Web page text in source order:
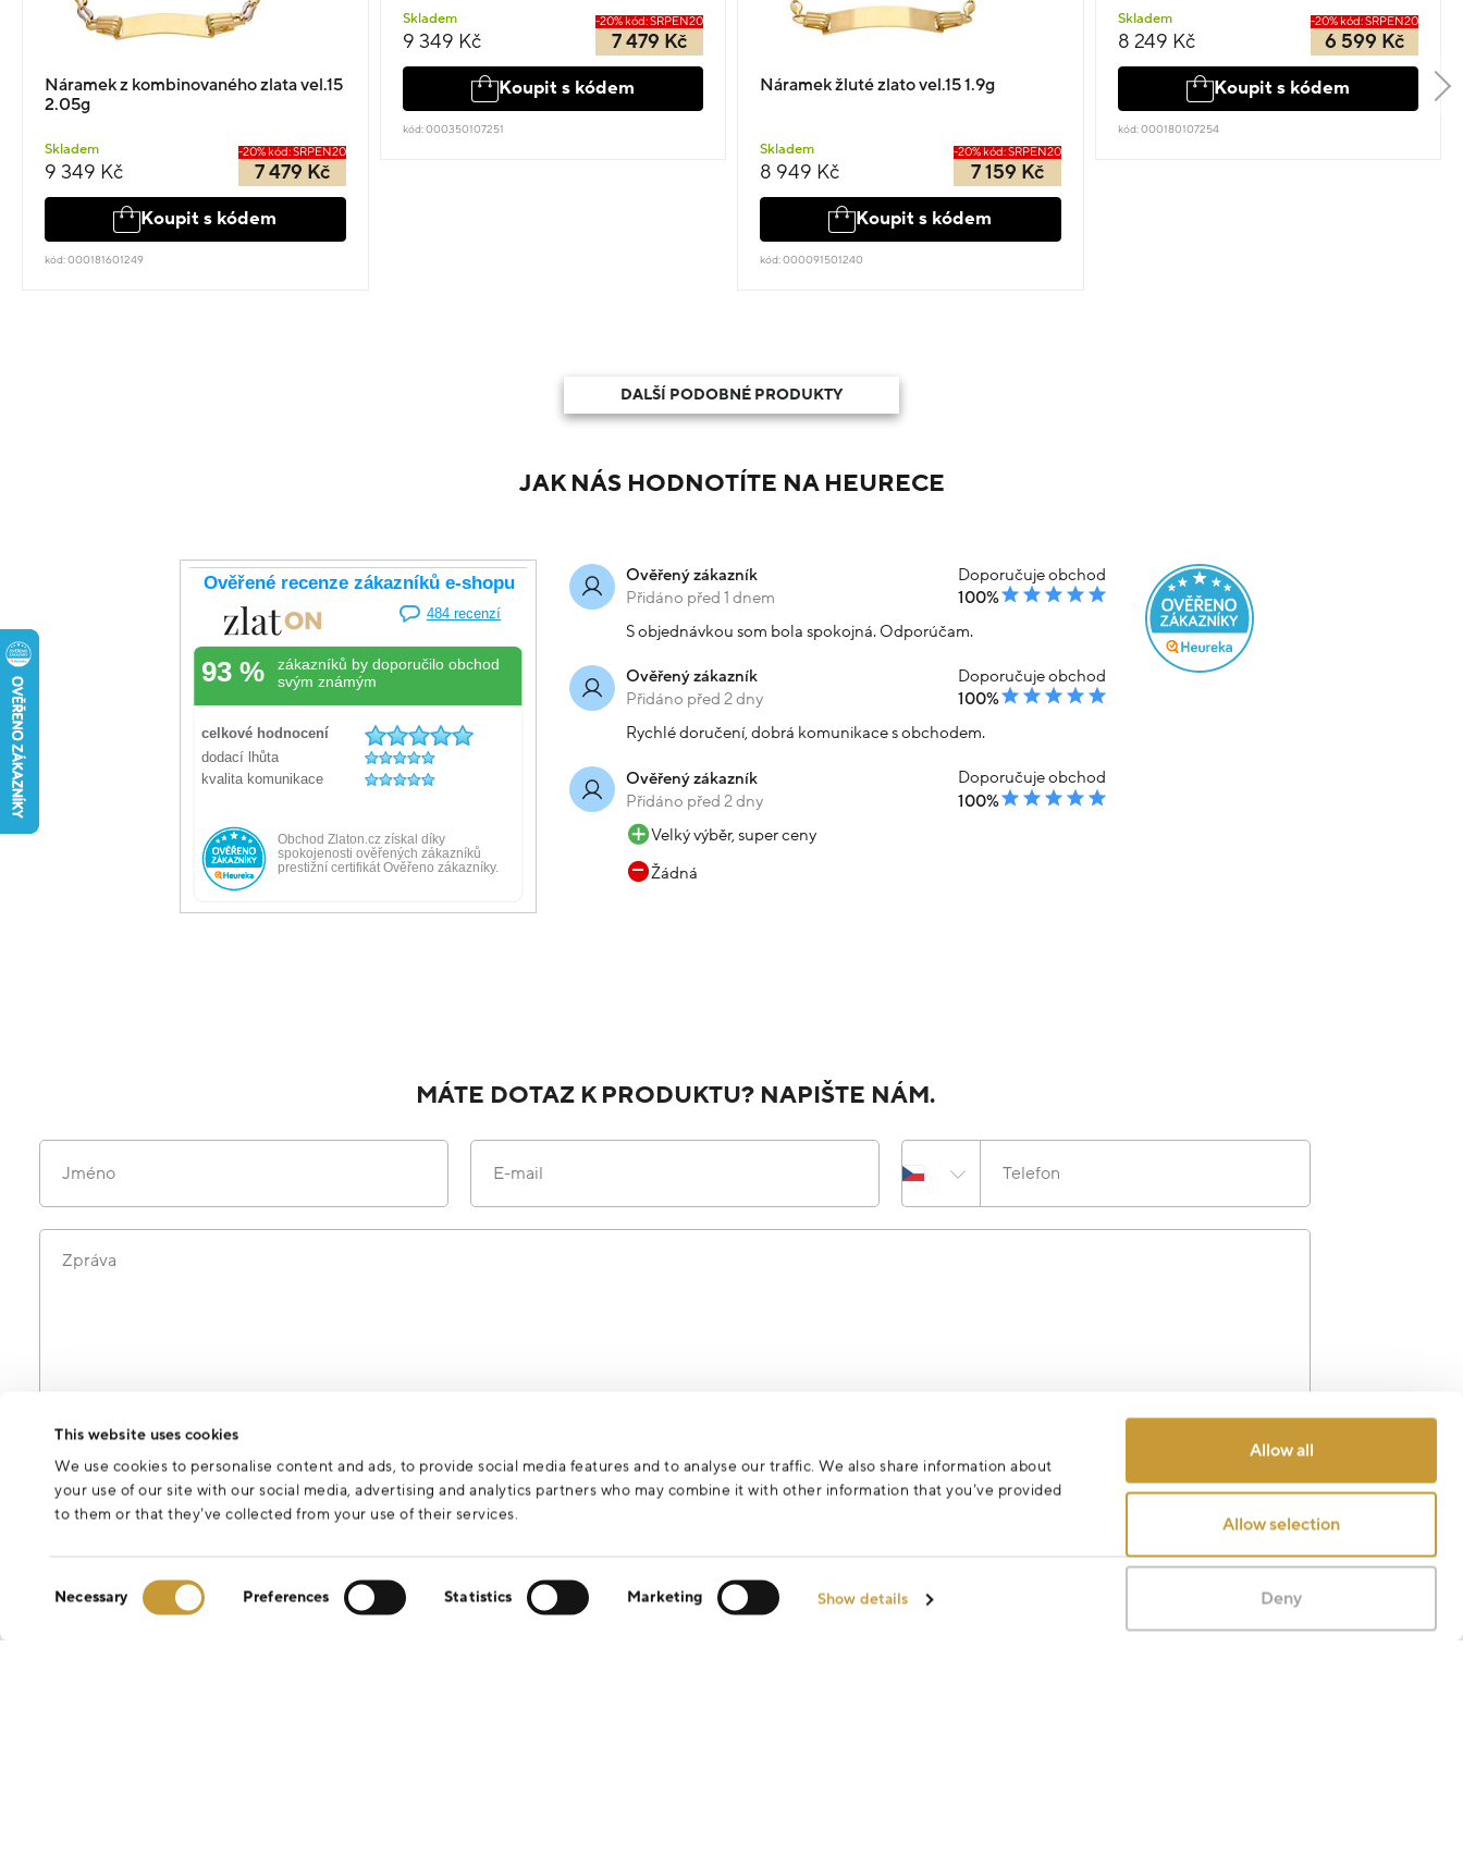
This website uses cookies
We use cookies to personalise content and ads, to provide social media features and to analyse our traffic. We also share information about
your use of our site with our social media, advertising and analytics partners who may combine it with other information that you’ve provided
to them or that they’ve collected from your use of their services.
Necessary Preferences Statistics Marketing Show details
Allow all
Allow selection
Deny
Náramek z kombinovaného zlata vel.15
2.05g
Skladem
9 349 Kč
-20% kód: SRPEN20
7 479 Kč
Koupit s kódem
kód: 000181601249
Skladem
9 349 Kč
-20% kód: SRPEN20
7 479 Kč
Koupit s kódem
kód: 000350107251
Náramek žluté zlato vel.15 1.9g
Skladem
8 949 Kč
-20% kód: SRPEN20
7 159 Kč
Koupit s kódem
kód: 000091501240
Skladem
8 249 Kč
-20% kód: SRPEN20
6 599 Kč
Koupit s kódem
kód: 000180107254
DALŠÍ PODOBNÉ PRODUKTY
JAK NÁS HODNOTÍTE NA HEURECE
Ověřený zákazník
Přidáno před 1 dnem
Doporučuje obchod
100%
S objednávkou som bola spokojná. Odporúčam.
Ověřený zákazník
Přidáno před 2 dny
Doporučuje obchod
100%
Rychlé doručení, dobrá komunikace s obchodem.
Ověřený zákazník
Přidáno před 2 dny
Doporučuje obchod
100%
Velký výběr, super ceny
Žádná
MÁTE DOTAZ K PRODUKTU? NAPIŠTE NÁM.
Jméno E-mail Telefon
Zpráva